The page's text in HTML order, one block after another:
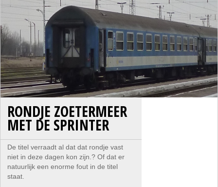
RONDJE ZOETERMEER
MET DE SPRINTER
De titel verraadt al dat dat rondje vast
niet in deze dagen kon zijn.? Of dat er
natuurlijk een enorme fout in de titel
staat.